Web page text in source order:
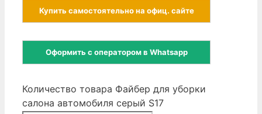
Купить самостоятельно на офиц. сайте
Оформить с оператором в Whatsapp
Количество товара Файбер для уборки
салона автомобиля серый S17